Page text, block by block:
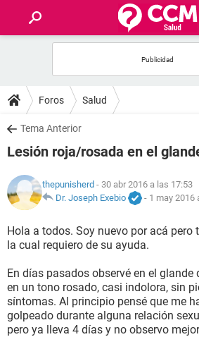
FOROS
SALUD
NUTRICIÓN
BIENESTAR
SEXUALIDAD
GLOSARIO
Foros Salud
Tema Anterior
Lesión roja/rosada en el
thepunisherd - 30 abr 2016 a las 17:53
Dr. Joseph Exebio
- 1 may 2016
Hola a todos. Soy nuevo por acá pero
la cual requiero de su ayuda.
En días pasados observé en el glande
en un tono rosado, casi indolora, sin
síntomas. Al principio pensé que me
golpeado durante alguna relación
pero ya lleva 4 días y no observo